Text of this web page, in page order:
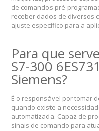
de comandos pré-
receber dados de diversos
ajuste específico para a
Para que
S7-300
Siemens?
É o responsável por tomar
quando existe a
automatizada. Capaz de
sinais de comando para